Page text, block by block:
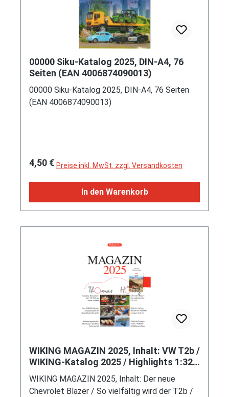
00000 Siku-Katalog 2025, DIN-A4, 76
Seiten (EAN 4006874090013)
00000 Siku-Katalog 2025, DIN-A4, 76 Seiten
(EAN 4006874090013)
Regulärer Preis:
4,50 € Preise inkl. MwSt. zzgl. Versandkosten
In den Warenkorb
WIKING MAGAZIN 2025, Inhalt: VW T2b /
WIKING-Katalog 2025 / Highlights 1:32 /
Lloyd Transporter / Rückblick / WIKING-
Schiffe, DIN-A4, 64 Seiten, Wiking
WIKING MAGAZIN 2025, Inhalt: Der neue
Chevrolet Blazer / So vielfältig wird der T2b /